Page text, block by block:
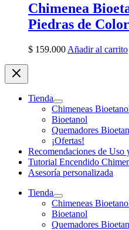
Chimenea
Piedras de
$ 159.000 Añadir al carrito
Tienda
Chimeneas
Bioetanol
Quemadores
¡Ofertas!
Recomendaciones de Uso
Tutorial Encendido
Asesoría personalizada
Tienda
Chimeneas
Bioetanol
Quemadores